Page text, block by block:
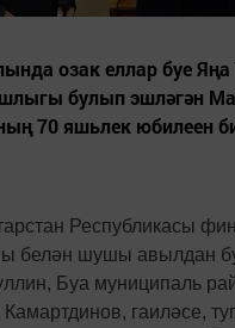
озак еллар буе Яңа
булып эшләгән
70 яшьлек юбилеен
Республикасы
белән шушы авылдан
Буа муниципаль
гаиләсе,